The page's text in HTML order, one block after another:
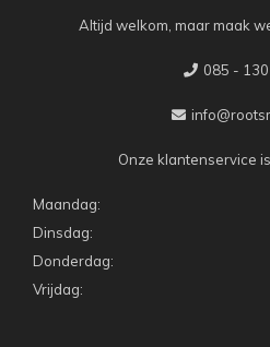
Altijd welkom, maar maak
085 -
Onze klantenservice
Maandag:
Dinsdag:
Donderdag:
Vrijdag: